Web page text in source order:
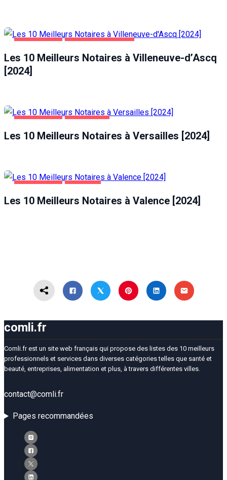
Les 10 Meilleurs Notaires à Villeneuve-d’Ascq
[2024]
Les 10 Meilleurs Notaires à Versailles [2024]
Les 10 Meilleurs Notaires à Valence [2024]
comli.fr
Comli.fr est un site web français qui propose des listes des 10 meilleurs
professionnels et services dans diverses catégories telles que santé et
beauté, entreprises, alimentation et plus, à travers différentes villes.
contact@comli.fr
Pages recommandées